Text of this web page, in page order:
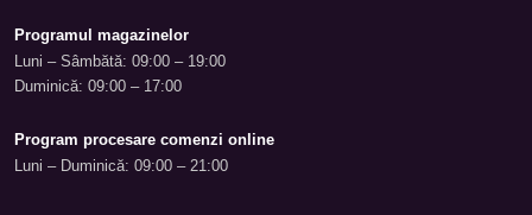
Programul magazinelor
Luni – Sâmbătă: 09:00 – 19:00
Duminică: 09:00 – 17:00
Program procesare comenzi online
Luni – Duminică: 09:00 – 21:00